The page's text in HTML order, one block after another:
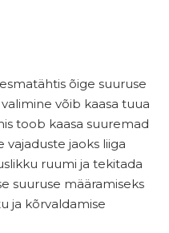
õige suuruse
võib kaasa tuua
toob kaasa suuremad
vajaduste jaoks liiga
ruumi ja tekitada
suuruse määramiseks
ja kõrvaldamise